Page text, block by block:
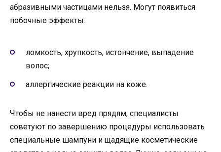
абразивными частицами нельзя. Могут появиться
побочные эффекты:
ломкость, хрупкость, истончение, выпадение
волос;
аллергические реакции на коже.
Чтобы не нанести вред прядям, специалисты
советуют по завершению процедуры использовать
специальные шампуни и щадящие косметические